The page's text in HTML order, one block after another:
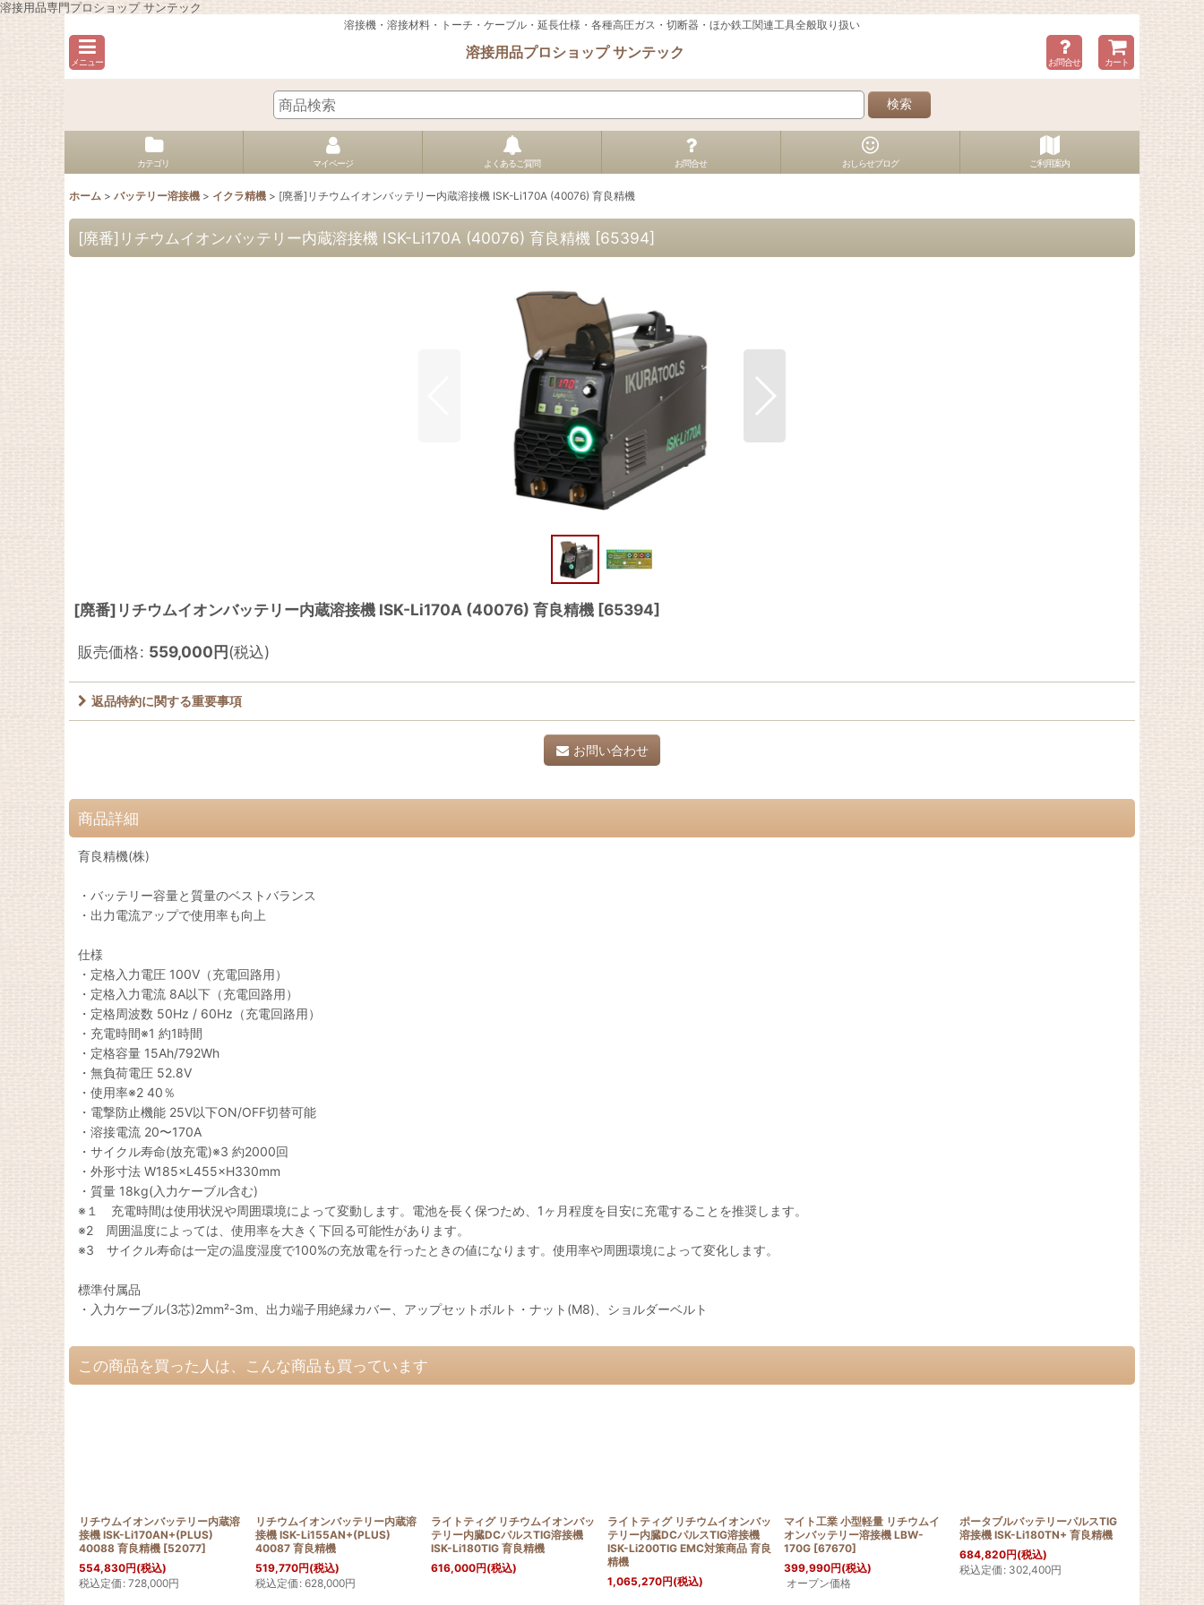
溶接用品専門プロショップ サンテック
溶接機・溶接材料・トーチ・ケーブル・延長仕様・各種高圧ガス・切断器・ほか鉄工関連工具全般取り扱い
メニュー
溶接用品プロショップ サンテック
お問合せ カート
検索
カテゴリ マイページ よくあるご質問 お問合せ おしらせブログ ご利用案内
ホーム > バッテリー溶接機 > イクラ精機 > [廃番]リチウムイオンバッテリー内蔵溶接機 ISK-Li170A (40076) 育良精機
[廃番]リチウムイオンバッテリー内蔵溶接機 ISK-Li170A (40076) 育良精機 [65394]
[廃番]リチウムイオンバッテリー内蔵溶接機 ISK-Li170A (40076) 育良精機 [65394]
販売価格: 559,000円(税込)
返品特約に関する重要事項
お問い合わせ
商品詳細
育良精機(株)
・バッテリー容量と質量のベストバランス
・出力電流アップで使用率も向上
仕様
・定格入力電圧 100V（充電回路用）
・定格入力電流 8A以下（充電回路用）
・定格周波数 50Hz / 60Hz（充電回路用）
・充電時間※1 約1時間
・定格容量 15Ah/792Wh
・無負荷電圧 52.8V
・使用率※2 40％
・電撃防止機能 25V以下ON/OFF切替可能
・溶接電流 20〜170A
・サイクル寿命(放充電)※3 約2000回
・外形寸法 W185×L455×H330mm
・質量 18kg(入力ケーブル含む)
※１ 充電時間は使用状況や周囲環境によって変動します。電池を長く保つため、1ヶ月程度を目安に充電することを推奨します。
※2 周囲温度によっては、使用率を大きく下回る可能性があります。
※3 サイクル寿命は一定の温度湿度で100%の充放電を行ったときの値になります。使用率や周囲環境によって変化します。
標準付属品
・入力ケーブル(3芯)2mm²-3m、出力端子用絶縁カバー、アップセットボルト・ナット(M8)、ショルダーベルト
この商品を買った人は、こんな商品も買っています
リチウムイオンバッテリー内蔵溶
接機 ISK-Li170AN+(PLUS)
40088 育良精機 [52077]
554,830円(税込)
税込定価 : 728,000円
リチウムイオンバッテリー内蔵溶
接機 ISK-Li155AN+(PLUS)
40087 育良精機
519,770円(税込)
税込定価 : 628,000円
ライトティグ リチウムイオンバッ
テリー内臓DCパルスTIG溶接機
ISK-Li180TIG 育良精機
616,000円(税込)
ライトティグ リチウムイオンバッ
テリー内臓DCパルスTIG溶接機
ISK-Li200TIG EMC対策商品 育良
精機
1,065,270円(税込)
マイト工業 小型軽量 リチウムイ
オンバッテリー溶接機 LBW-
170G [67670]
399,990円(税込)
オープン価格
ポータブルバッテリーパルスTIG
溶接機 ISK-Li180TN+ 育良精機
684,820円(税込)
税込定価 : 302,400円